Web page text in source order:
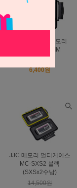
JJC MC-M20 메모리
멀티케이스 SIM
6,400원
JJC 메모리 멀티케이스
MC-SXS2 블랙
(SXSx2수납)
14,500원